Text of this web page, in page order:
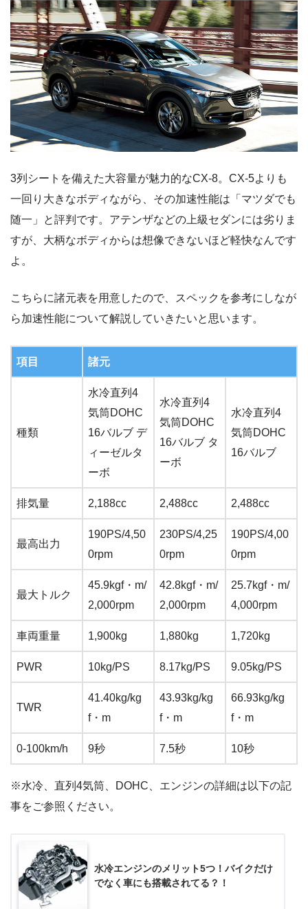
3列シートを備えた大容量が魅力的なCX-8。CX-5よりも
一回り大きなボディながら、その加速性能は「マツダでも
随一」と評判です。アテンザなどの上級セダンには劣りま
すが、大柄なボディからは想像できないほど軽快なんです
よ。
こちらに諸元表を用意したので、スペックを参考にしなが
ら加速性能について解説していきたいと思います。
項目 諸元
種類
水冷直列4
気筒DOHC
16バルブ デ
ィーゼルタ
ーボ
水冷直列4
気筒DOHC
16バルブ タ
ーボ
水冷直列4
気筒DOHC
16バルブ
排気量 2,188cc 2,488cc 2,488cc
最高出力
190PS/4,50
0rpm
230PS/4,25
0rpm
190PS/4,00
0rpm
最大トルク
45.9kgf・m/
2,000rpm
42.8kgf・m/
2,000rpm
25.7kgf・m/
4,000rpm
車両重量 1,900kg 1,880kg 1,720kg
PWR 10kg/PS 8.17kg/PS 9.05kg/PS
TWR
41.40kg/kg
f・m
43.93kg/kg
f・m
66.93kg/kg
f・m
0-100km/h 9秒 7.5秒 10秒
※水冷、直列4気筒、DOHC、エンジンの詳細は以下の記
事をご参照ください。
水冷エンジンのメリット5つ！バイクだけ
でなく車にも搭載されてる？！